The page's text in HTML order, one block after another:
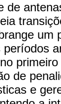
de
um
de
e